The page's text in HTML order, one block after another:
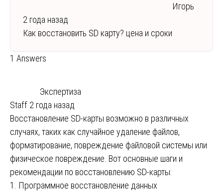
Игорь
2 года назад
Как восстановить SD карту? цена и сроки
1 Answers
Экспертиза
Staff 2 года назад
Восстановление SD-карты возможно в различных
случаях, таких как случайное удаление файлов,
форматирование, повреждение файловой системы или
физическое повреждение. Вот основные шаги и
рекомендации по восстановлению SD-карты:
1. Программное восстановление данных